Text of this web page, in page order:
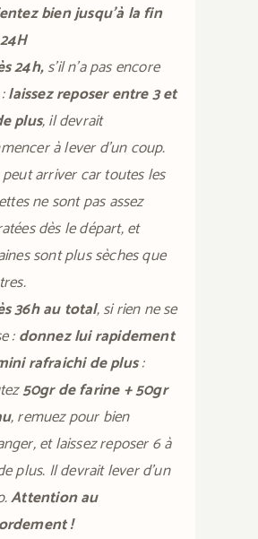
bien jusqu’à la fin
24h,s’il n’a pas encore
laissez reposer entre 3 et
plus, il devrait
à lever d’un coup.
peut arriver car toutes les
ne sont pas assez
dès le départ, et
sont plus sèches que
36h au total, si rien ne se
:donnez lui rapidement
rafraichi de plus:
50gr de farine + 50gr
, remuez pour bien
et laissez reposer 6 à
plus. Il devrait lever d’un
Attention au
!